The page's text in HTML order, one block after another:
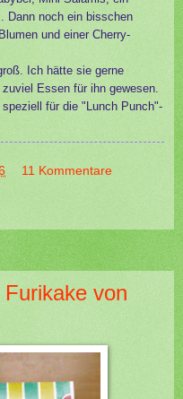
Dann noch ein bisschen
und einer Cherry-
Ich hätte sie gerne
Essen für ihn gewesen.
für die "Lunch Punch"-
11 Kommentare
von